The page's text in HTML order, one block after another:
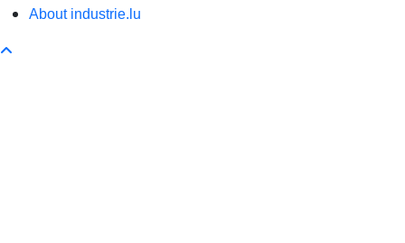
About industrie.lu